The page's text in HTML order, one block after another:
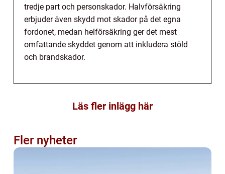
tredje part och personskador. Halvförsäkring
erbjuder även skydd mot skador på det egna
fordonet, medan helförsäkring ger det mest
omfattande skyddet genom att inkludera stöld
och brandskador.
Läs fler inlägg här
Fler nyheter